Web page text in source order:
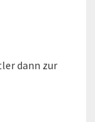
dann zur